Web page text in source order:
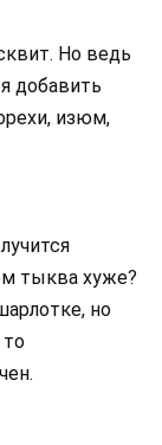
Но ведь
добавить
изюм,
тыква хуже?
но